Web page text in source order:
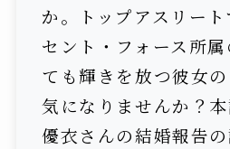
か。トップアスリート
セント・フォース所
ても輝きを放つ彼女
気になりませんか？
優衣さんの結婚報告